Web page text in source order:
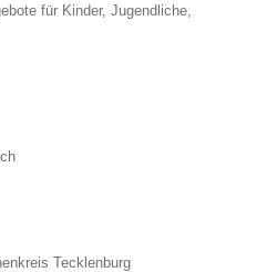
für Kinder, Jugendliche,
Tecklenburg